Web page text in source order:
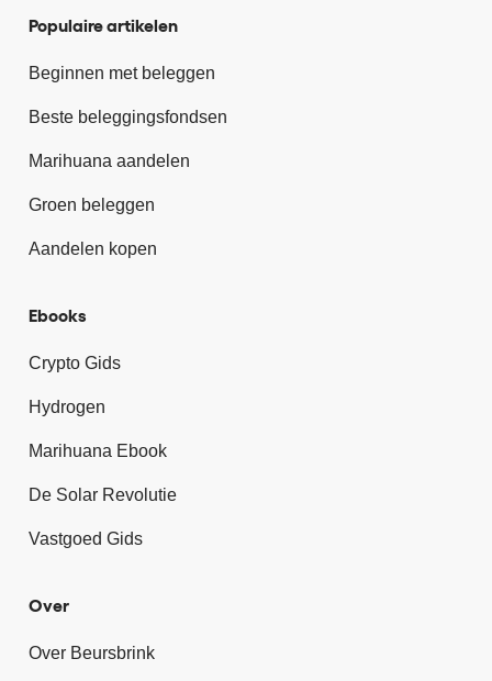
Populaire artikelen
Beginnen met beleggen
Beste beleggingsfondsen
Marihuana aandelen
Groen beleggen
Aandelen kopen
Ebooks
Crypto Gids
Hydrogen
Marihuana Ebook
De Solar Revolutie
Vastgoed Gids
Over
Over Beursbrink